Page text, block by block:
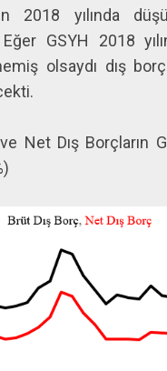
2018 yılında
Eğer GSYH 2018
olsaydı dış
Net Dış Borçların